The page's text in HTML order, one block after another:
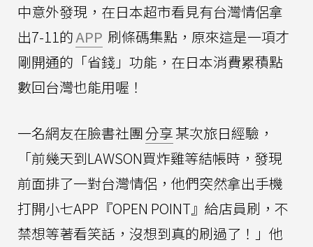
中意外發現，在日本超市看見有台灣情侶拿
出7-11的APP 刷條碼集點，原來這是一項才
剛開通的「省錢」功能，在日本消費累積點
數回台灣也能用喔！
一名網友在臉書社團分享某次旅日經驗，
「前幾天到LAWSON買炸雞等結帳時，發現
前面排了一對台灣情侶，他們突然拿出手機
打開小七APP『OPEN POINT』給店員刷，不
禁想等著看笑話，沒想到真的刷過了！」他